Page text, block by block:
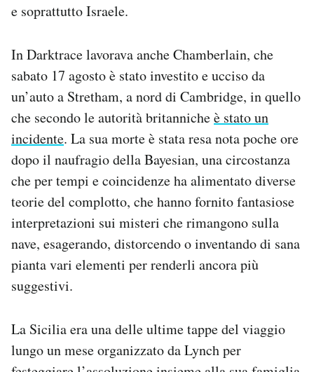
e soprattutto Israele.
In Darktrace lavorava anche Chamberlain, che
sabato 17 agosto è stato investito e ucciso da
un’auto a Stretham, a nord di Cambridge, in quello
che secondo le autorità britannicheè stato un
incidente. La sua morte è stata resa nota poche ore
dopo il naufragio della Bayesian, una circostanza
che per tempi e coincidenze ha alimentato diverse
teorie del complotto, che hanno fornito fantasiose
interpretazioni sui misteri che rimangono sulla
nave, esagerando, distorcendo o inventando di sana
pianta vari elementi per renderli ancora più
suggestivi.
La Sicilia era una delle ultime tappe del viaggio
lungo un mese organizzato da Lynch per